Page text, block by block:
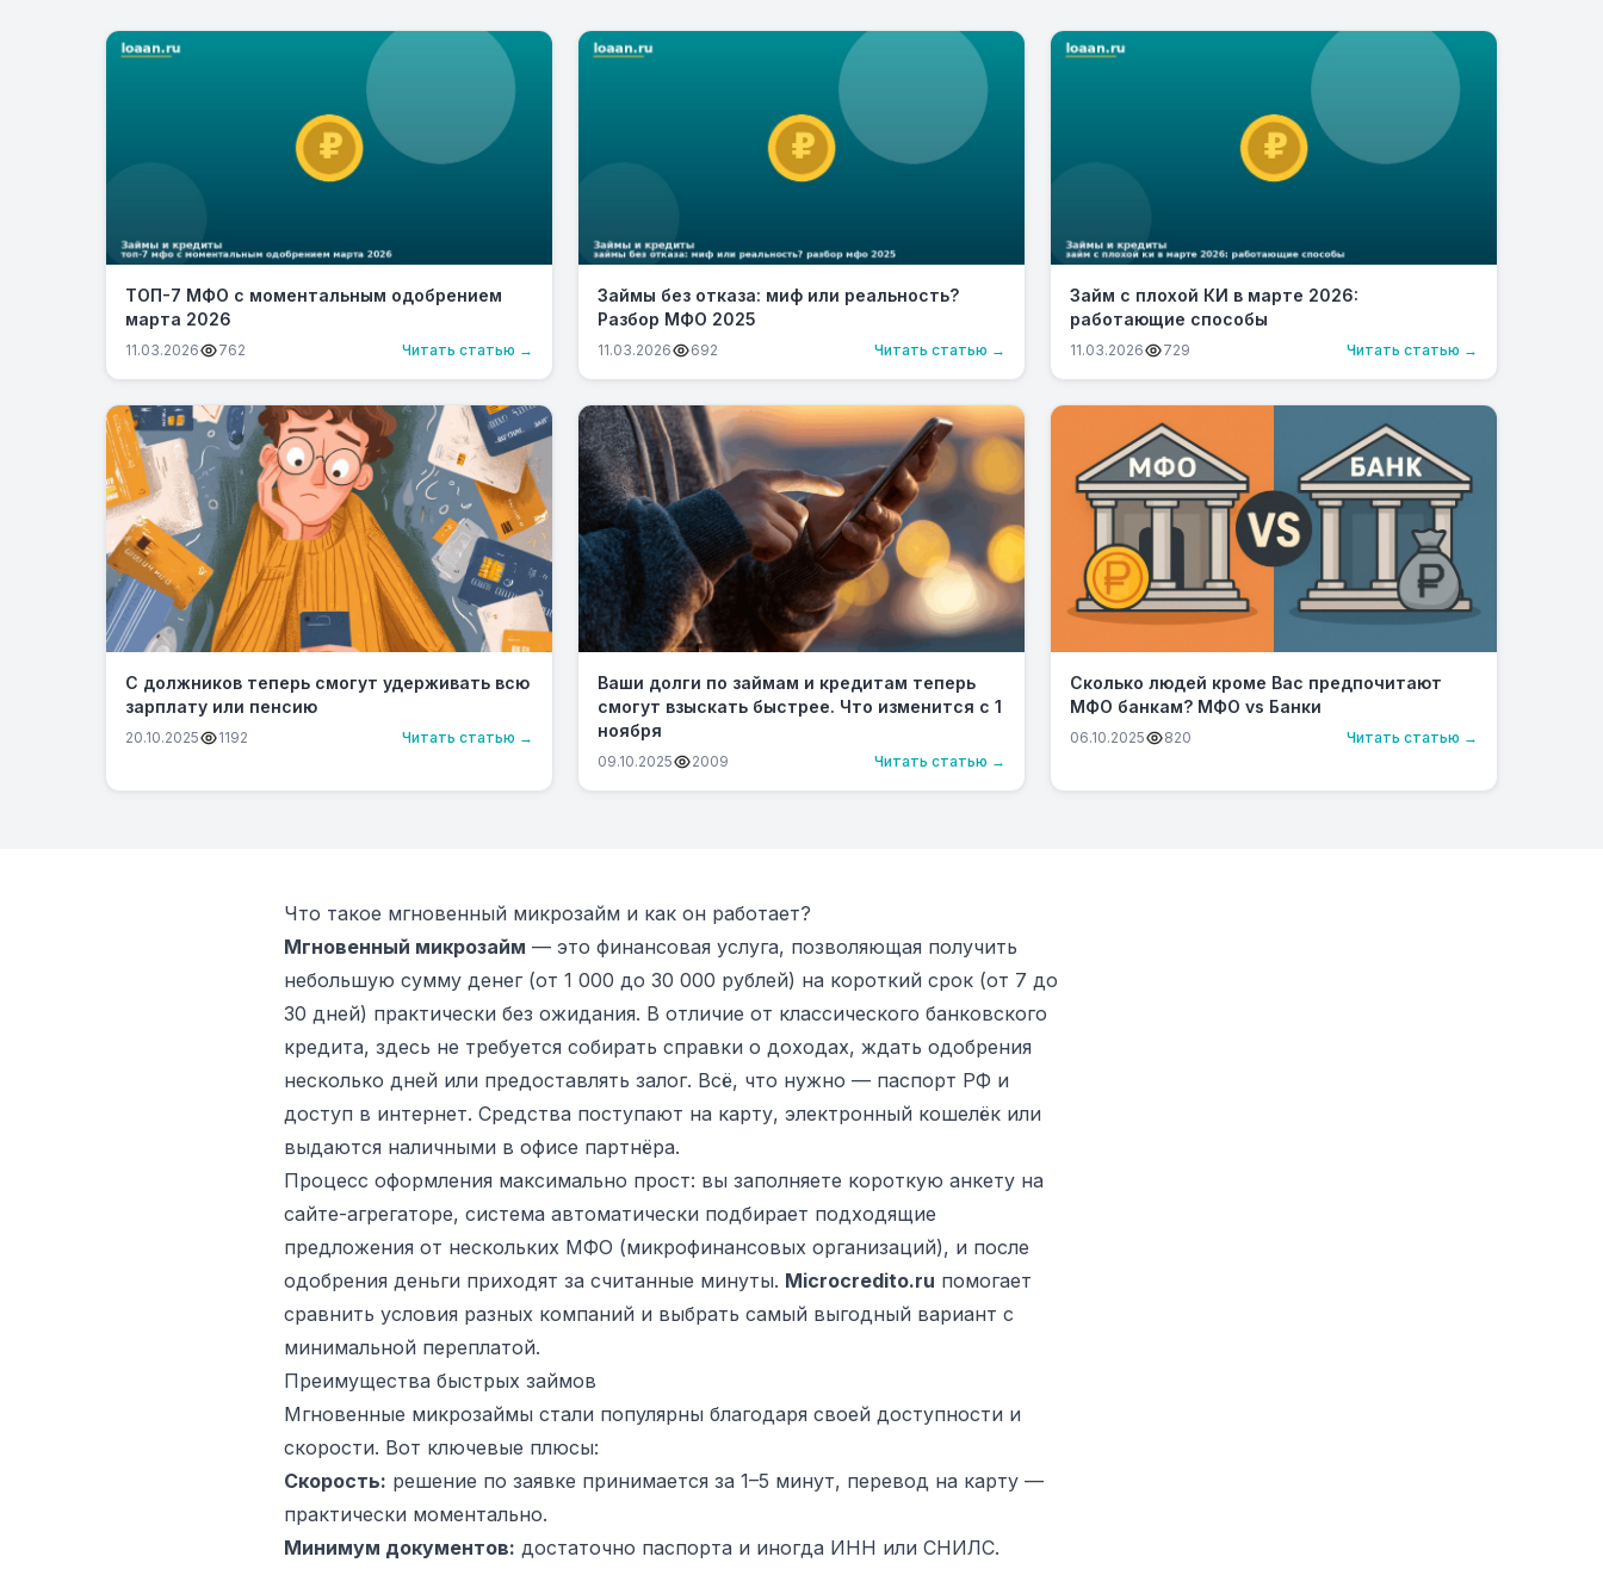
ТОП-7 МФО с моментальным одобрением
марта 2026
11.03.2026 762 Читать статью →
Займы без отказа: миф или реальность?
Разбор МФО 2025
11.03.2026 692 Читать статью →
Займ с плохой КИ в марте 2026:
работающие способы
11.03.2026 729 Читать статью →
С должников теперь смогут удерживать всю
зарплату или пенсию
20.10.2025 1192 Читать статью →
Ваши долги по займам и кредитам теперь
смогут взыскать быстрее. Что изменится с 1
ноября
09.10.2025 2009 Читать статью →
Сколько людей кроме Вас предпочитают
МФО банкам? МФО vs Банки
06.10.2025 820 Читать статью →
Что такое мгновенный микрозайм и как он работает?
Мгновенный микрозайм — это финансовая услуга, позволяющая получить
небольшую сумму денег (от 1 000 до 30 000 рублей) на короткий срок (от 7 до
30 дней) практически без ожидания. В отличие от классического банковского
кредита, здесь не требуется собирать справки о доходах, ждать одобрения
несколько дней или предоставлять залог. Всё, что нужно — паспорт РФ и
доступ в интернет. Средства поступают на карту, электронный кошелёк или
выдаются наличными в офисе партнёра.
Процесс оформления максимально прост: вы заполняете короткую анкету на
сайте-агрегаторе, система автоматически подбирает подходящие
предложения от нескольких МФО (микрофинансовых организаций), и после
одобрения деньги приходят за считанные минуты. Microcredito.ru помогает
сравнить условия разных компаний и выбрать самый выгодный вариант с
минимальной переплатой.
Преимущества быстрых займов
Мгновенные микрозаймы стали популярны благодаря своей доступности и
скорости. Вот ключевые плюсы:
Скорость: решение по заявке принимается за 1–5 минут, перевод на карту —
практически моментально.
Минимум документов: достаточно паспорта и иногда ИНН или СНИЛС.